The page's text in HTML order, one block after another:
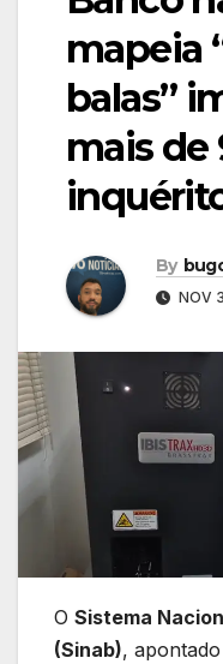
mapeia
balas”
mais de
By
NOV
O Sistema
(Sinab),